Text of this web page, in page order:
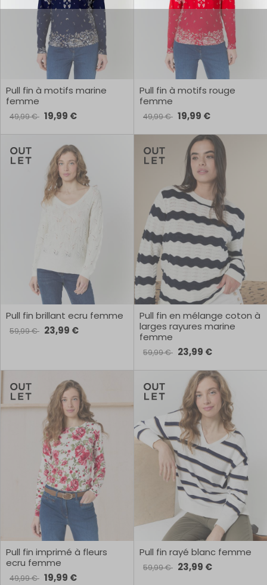
Pull fin à motifs marine
femme
49,99 € 19,99 €
Pull fin à motifs rouge
femme
49,99 € 19,99 €
Pull fin brillant ecru femme
59,99 € 23,99 €
Pull fin en mélange coton à
larges rayures marine
femme
59,99 € 23,99 €
Pull fin imprimé à fleurs
ecru femme
49,99 € 19,99 €
Pull fin rayé blanc femme
59,99 € 23,99 €